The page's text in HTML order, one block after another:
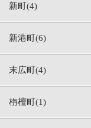
新町(4)
新港町(6)
末広町(4)
栴檀町(1)